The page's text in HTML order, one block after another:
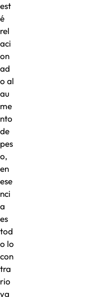
est
é
rel
aci
on
ad
o al
au
me
nto
de
pes
o,
en
ese
nci
a
es
tod
o lo
con
tra
rio
ya